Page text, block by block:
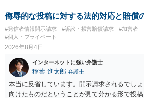
方が口頭で反論したのは、仮処分は迅速性が
面での反論となれば、より遅延する可能性が
はXのため、APのIPアドレスの保存期間の問
求は法律知識が不可欠ですが、それだけでは足
方法を選択することが重要です。
侮辱的な投稿に対する法的対応と賠償
#発信者情報開示請求 #訴訟・損害賠償請求 #加害者
#個人・プライベート
2026年8月4日
インターネットに強い弁護士
稲葉 進太郎 弁護士
本当に反省しています。開示請求されるでし
向けたものだということが見て分かる形で投